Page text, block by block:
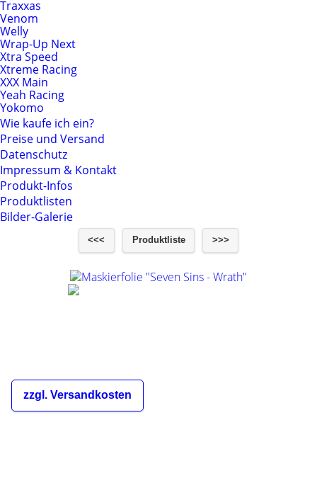
Traxxas
Venom
Welly
Wrap-Up Next
Xtra Speed
Xtreme Racing
XXX Main
Yeah Racing
Yokomo
Wie kaufe ich ein?
Preise und Versand
Datenschutz
Impressum & Kontakt
Produkt-Infos
Produktlisten
Bilder-Galerie
<<< Produktliste >>>
zzgl. Versandkosten